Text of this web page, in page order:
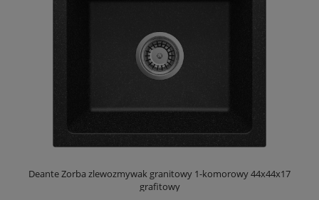
Deante Zorba zlewozmywak granitowy 1-komorowy 44x44x17
grafitowy